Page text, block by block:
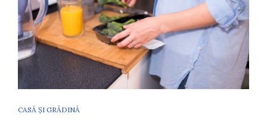
CASĂ ȘI GRĂDINĂ